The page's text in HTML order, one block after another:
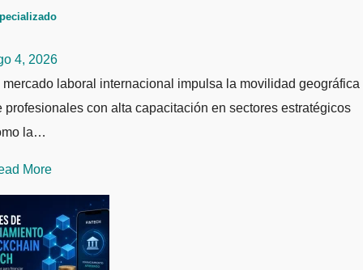
4, 2026
mercado laboral internacional impulsa la movilidad geográfica
profesionales con alta capacitación en sectores estratégicos
la…
More